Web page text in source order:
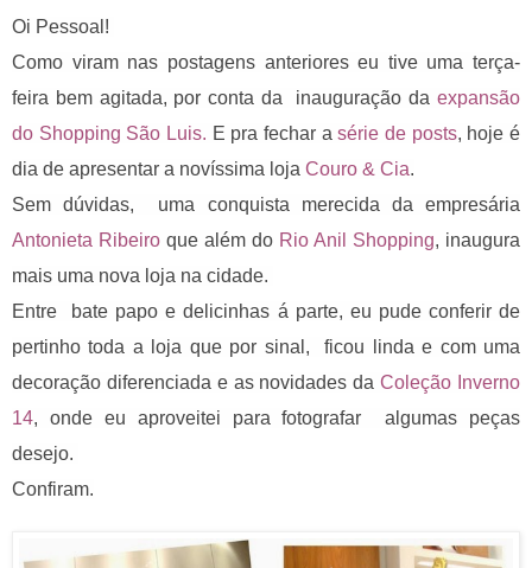
Oi Pessoal!
Como viram nas postagens anteriores eu tive uma terça-
feira bem agitada, por conta da inauguração daexpansão
do Shopping São Luis. E pra fechar asérie de posts, hoje é
dia de apresentar a novíssima loja Couro & Cia.
Sem dúvidas, uma conquista merecida da empresária
Antonieta Ribeiro que além do Rio Anil Shopping, inaugura
mais uma nova loja na cidade.
Entre bate papo e delicinhas á parte, eu pude conferir de
pertinho toda a loja que por sinal, ficou linda e com uma
decoração diferenciada e asnovidades daColeção Inverno
14, onde eu aproveitei para fotografar algumas peças
desejo.
Confiram.